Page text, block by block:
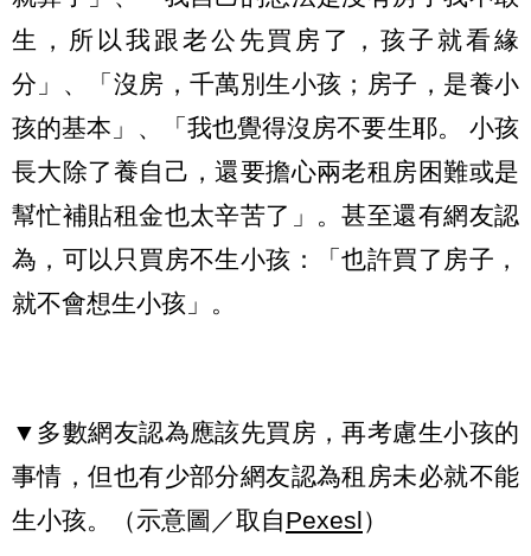
生，所以我跟老公先買房了，孩子就看緣
分」、「沒房，千萬別生小孩；房子，是養小
孩的基本」、「我也覺得沒房不要生耶。 小孩
長大除了養自己，還要擔心兩老租房困難或是
幫忙補貼租金也太辛苦了」。甚至還有網友認
為，可以只買房不生小孩：「也許買了房子，
就不會想生小孩」。
▼多數網友認為應該先買房，再考慮生小孩的
事情，但也有少部分網友認為租房未必就不能
生小孩。（示意圖／取自Pexesl）